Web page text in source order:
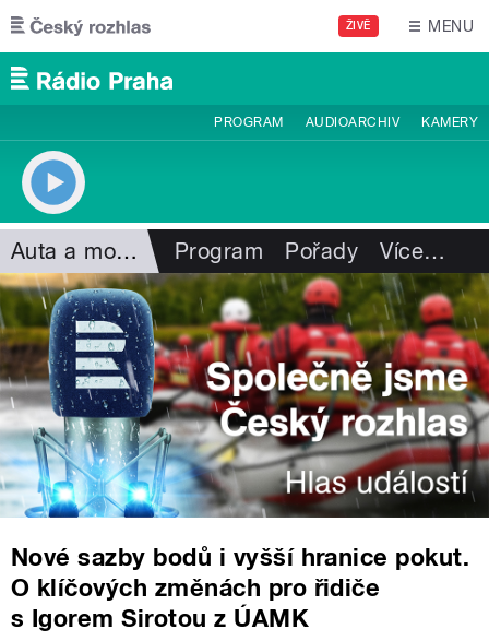
Přejít k hlavnímu obsahu
ŽIVĚ MENU
PROGRAM AUDIOARCHIV KAMERY
Auta a motorismus Program Pořady Více…
Nové sazby bodů i vyšší hranice pokut.
O klíčových změnách pro řidiče
s Igorem Sirotou z ÚAMK